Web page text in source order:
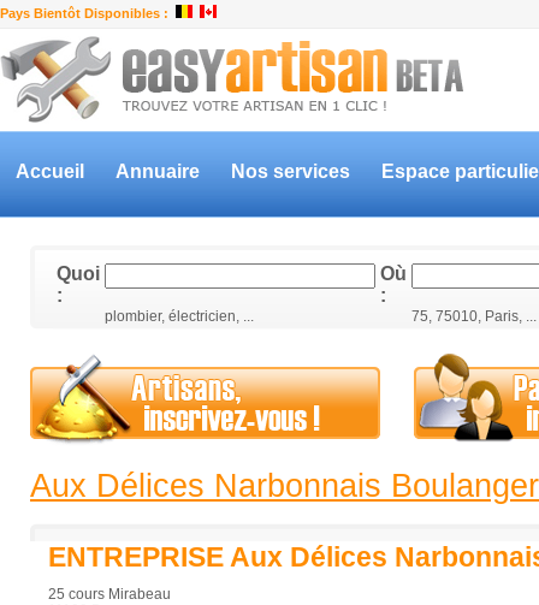
Pays Bientôt Disponibles :
Accueil Annuaire Nos services Espace
Quoi
:
Où
:
plombier, électricien, ... 75, 75010, Paris, ...
Aux Délices Narbonnais
ENTREPRISE Aux Délices
25 cours Mirabeau